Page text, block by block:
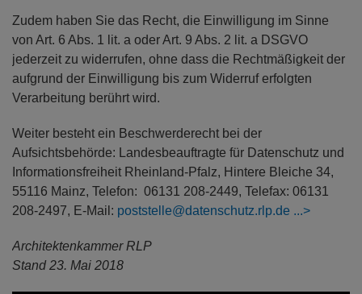
Zudem haben Sie das Recht, die Einwilligung im Sinne
von Art. 6 Abs. 1 lit. a oder Art. 9 Abs. 2 lit. a DSGVO
jederzeit zu widerrufen, ohne dass die Rechtmäßigkeit der
aufgrund der Einwilligung bis zum Widerruf erfolgten
Verarbeitung berührt wird.
Weiter besteht ein Beschwerderecht bei der
Aufsichtsbehörde: Landesbeauftragte für Datenschutz und
Informationsfreiheit Rheinland-Pfalz, Hintere Bleiche 34,
55116 Mainz, Telefon: 06131 208-2449, Telefax: 06131
208-2497, E-Mail: poststelle@datenschutz.rlp.de
Architektenkammer RLP
Stand 23. Mai 2018